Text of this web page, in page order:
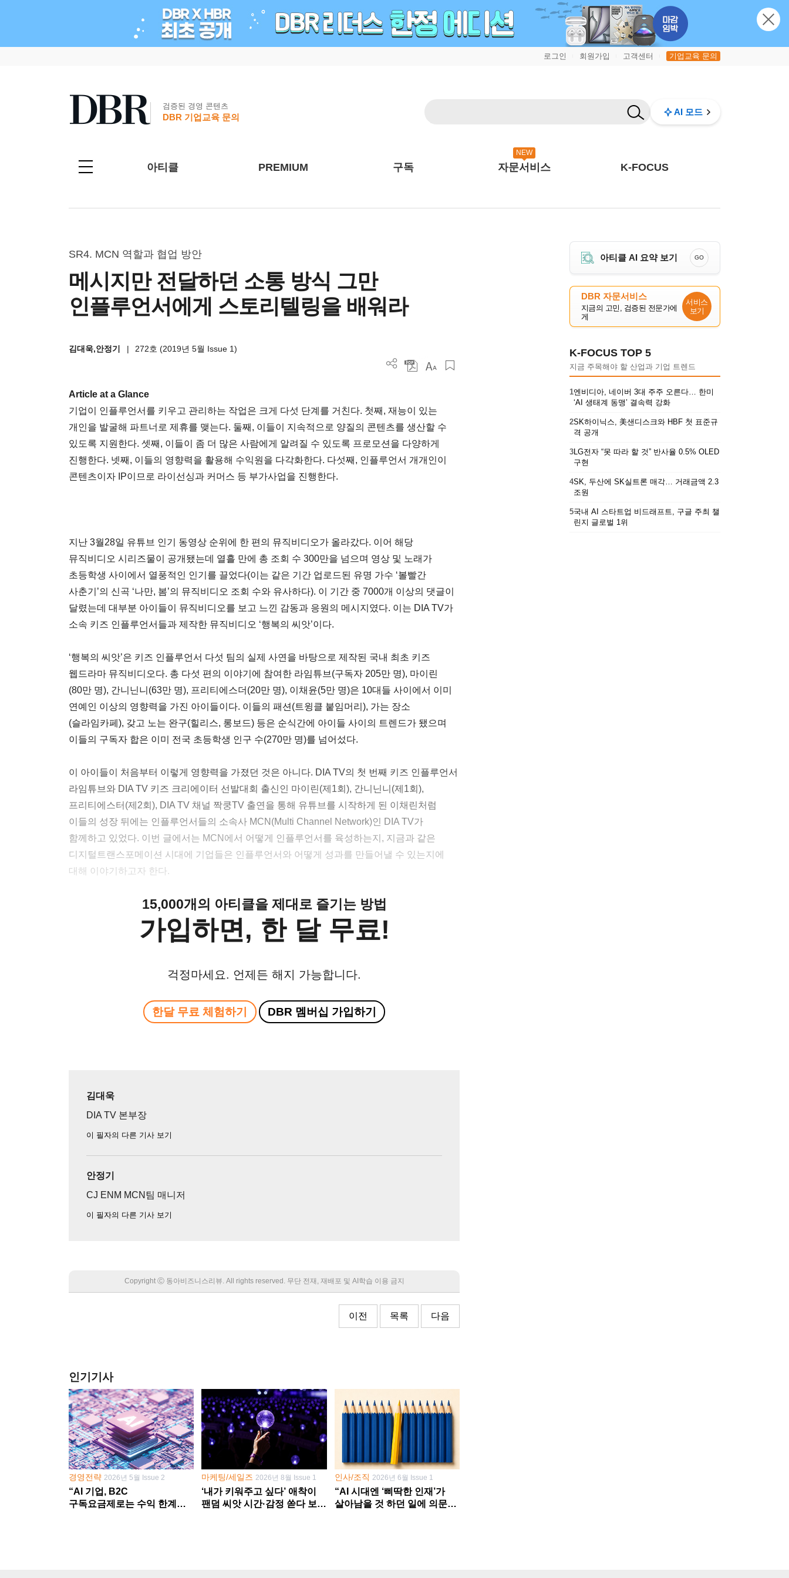
로그인 회원가입 고객센터 기업교육 문의
검증된 경영 콘텐츠
DBR 기업교육 문의
AI 모드
아티클 PREMIUM 구독
NEW
자문서비스 K-FOCUS
SR4. MCN 역할과 협업 방안
메시지만 전달하던 소통 방식 그만
인플루언서에게 스토리텔링을 배워라
김대욱,안정기 | 272호 (2019년 5월 Issue 1)
Article at a Glance
기업이 인플루언서를 키우고 관리하는 작업은 크게 다섯 단계를 거친다. 첫째, 재능이 있는
개인을 발굴해 파트너로 제휴를 맺는다. 둘째, 이들이 지속적으로 양질의 콘텐츠를 생산할 수
있도록 지원한다. 셋째, 이들이 좀 더 많은 사람에게 알려질 수 있도록 프로모션을 다양하게
진행한다. 넷째, 이들의 영향력을 활용해 수익원을 다각화한다. 다섯째, 인플루언서 개개인이
콘텐츠이자 IP이므로 라이선싱과 커머스 등 부가사업을 진행한다.
지난 3월28일 유튜브 인기 동영상 순위에 한 편의 뮤직비디오가 올라갔다. 이어 해당
뮤직비디오 시리즈물이 공개됐는데 열흘 만에 총 조회 수 300만을 넘으며 영상 및 노래가
초등학생 사이에서 열풍적인 인기를 끌었다(이는 같은 기간 업로드된 유명 가수 ‘볼빨간
사춘기’의 신곡 ‘나만, 봄’의 뮤직비디오 조회 수와 유사하다). 이 기간 중 7000개 이상의 댓글이
달렸는데 대부분 아이들이 뮤직비디오를 보고 느낀 감동과 응원의 메시지였다. 이는 DIA TV가
소속 키즈 인플루언서들과 제작한 뮤직비디오 ‘행복의 씨앗’이다.
‘행복의 씨앗’은 키즈 인플루언서 다섯 팀의 실제 사연을 바탕으로 제작된 국내 최초 키즈
웹드라마 뮤직비디오다. 총 다섯 편의 이야기에 참여한 라임튜브(구독자 205만 명), 마이린
(80만 명), 간니닌니(63만 명), 프리티에스더(20만 명), 이채윤(5만 명)은 10대들 사이에서 이미
연예인 이상의 영향력을 가진 아이들이다. 이들의 패션(트윙클 붙임머리), 가는 장소
(슬라임카페), 갖고 노는 완구(힐리스, 롱보드) 등은 순식간에 아이들 사이의 트렌드가 됐으며
이들의 구독자 합은 이미 전국 초등학생 인구 수(270만 명)를 넘어섰다.
이 아이들이 처음부터 이렇게 영향력을 가졌던 것은 아니다. DIA TV의 첫 번째 키즈 인플루언서
라임튜브와 DIA TV 키즈 크리에이터 선발대회 출신인 마이린(제1회), 간니닌니(제1회),
프리티에스터(제2회), DIA TV 채널 짝쿵TV 출연을 통해 유튜브를 시작하게 된 이채린처럼
이들의 성장 뒤에는 인플루언서들의 소속사 MCN(Multi Channel Network)인 DIA TV가
함께하고 있었다. 이번 글에서는 MCN에서 어떻게 인플루언서를 육성하는지, 지금과 같은
디지털트랜스포메이션 시대에 기업들은 인플루언서와 어떻게 성과를 만들어낼 수 있는지에
대해 이야기하고자 한다.
15,000개의 아티클을 제대로 즐기는 방법
가입하면, 한 달 무료!
걱정마세요. 언제든 해지 가능합니다.
한달 무료 체험하기 DBR 멤버십 가입하기
김대욱
DIA TV 본부장
이 필자의 다른 기사 보기
안정기
CJ ENM MCN팀 매니저
이 필자의 다른 기사 보기
Copyright Ⓒ 동아비즈니스리뷰. All rights reserved. 무단 전재, 재배포 및 AI학습 이용 금지
이전 목록 다음
인기기사
경영전략 2026년 5월 Issue 2
“AI 기업, B2C
구독요금제로는 수익 한계
마케팅/세일즈 2026년 8월 Issue 1
‘내가 키워주고 싶다’ 애착이
팬덤 씨앗 시간·감정 쏟다 보면
인사/조직 2026년 6월 Issue 1
“AI 시대엔 ‘삐딱한 인재’가
살아남을 것 하던 일에 의문
아티클 AI 요약 보기 GO
DBR 자문서비스
지금의 고민, 검증된 전문가에
게
서비스
보기
K-FOCUS TOP 5
지금 주목해야 할 산업과 기업 트렌드
1엔비디아, 네이버 3대 주주 오른다… 한미
‘AI 생태계 동맹’ 결속력 강화
2SK하이닉스, 美샌디스크와 HBF 첫 표준규
격 공개
3LG전자 “못 따라 할 것” 반사율 0.5% OLED
구현
4SK, 두산에 SK실트론 매각… 거래금액 2.3
조원
5국내 AI 스타트업 비드래프트, 구글 주최 챌
린지 글로벌 1위